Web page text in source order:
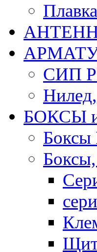
СИП
БОКСЫ